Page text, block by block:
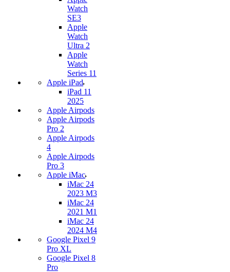
Watch
SE3
Apple
Watch
Ultra 2
Apple
Watch
Series 11
Apple iPad
iPad 11
2025
Apple Airpods
Apple Airpods
Pro 2
Apple Airpods
4
Apple Airpods
Pro 3
Apple iMac
iMac 24
2023 M3
iMac 24
2021 M1
iMac 24
2024 M4
Google Pixel 9
Pro XL
Google Pixel 8
Pro